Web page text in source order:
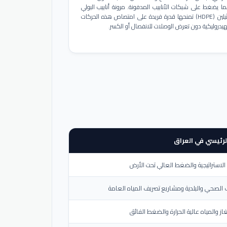
يضغط على شبكات الأنابيب المدفونة. مرونة أنابيب البولي
إيثيلين (HDPE) تمنحها قدرة فريدة على امتصاص هذه الحركات
دون تعرض الوصلات للانفصال أو الكسر.
في العراق
والضغط العالي تحت الأرض
والبلدية ومشاريع تصريف المياه العامة
والمياه عالية الحرارة والضغط الفائق